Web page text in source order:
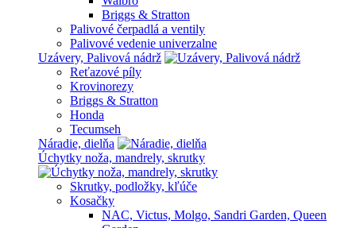
Briggs & Stratton
Palivové čerpadlá a ventily
Palivové vedenie univerzalne
Uzávery, Palivová nádrž
Reťazové píly
Krovinorezy
Briggs & Stratton
Honda
Tecumseh
Náradie, dielňa
Úchytky noža, mandrely, skrutky
Skrutky, podložky, kľúče
Kosačky
NAC, Victus, Molgo, Sandri Garden, Queen